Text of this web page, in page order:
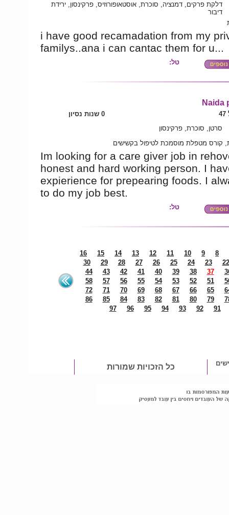
דלקת פרקים, דמנציה, סוכרת, אוסטאופורוזיס, פרקינסון, ירידת
דיבור
i have good recamadation from my
familys..ana i can cantac them for u...
טל:
Naida
0 שנות נסיון
סרטן, סוכרת, פרקינסון
קורס מטפלת מוסמכת לטיפול בקשישים
Im looking for a care giver job in
honest and hard working person. I
expierience for prepearing foods. I
to do my job best.
טל:
8
9
10
11
12
13
14
15
16
22
23
24
25
26
27
28
29
30
37
38
39
40
41
42
43
44
51
52
53
54
55
56
57
58
65
66
67
68
69
70
71
72
79
80
81
82
83
84
85
86
91
92
93
94
95
96
97
כל הזכויות שמורות